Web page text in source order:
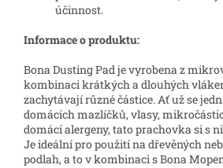
účinnost.
Informace o produktu:
Bona Dusting Pad je vyrobena z
kombinaci krátkých a dlouhých
zachytávají různé částice. Ať už se
domácích mazlíčků, vlasy,
domácí alergeny, tato prachovka si s
Je ideální pro použití na dřevěných
podlah, a to v kombinaci s Bona